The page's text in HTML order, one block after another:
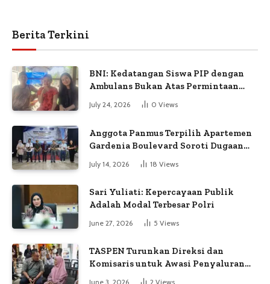
Berita Terkini
BNI: Kedatangan Siswa PIP dengan
Ambulans Bukan Atas Permintaan
July 24, 2026 0 Views
Anggota Panmus Terpilih Apartemen
Gardenia Boulevard Soroti Dugaan
Kejanggalan Voting
July 14, 2026 18 Views
Sari Yuliati: Kepercayaan Publik
Adalah Modal Terbesar Polri
June 27, 2026 5 Views
TASPEN Turunkan Direksi dan
Komisaris untuk Awasi Penyaluran
June 3, 2026 2 Views